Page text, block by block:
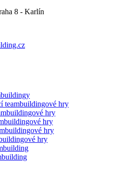
8 - Karlín
teambuildingové hry
hry
hry
hry
hry